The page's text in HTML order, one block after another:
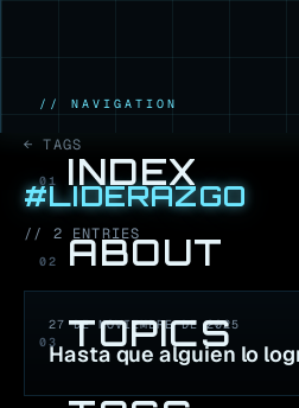
// NAVIGATION
01 INDEX
02 ABOUT
03 TOPICS
← TAGS
#LIDERAZGO
// 2 ENTRIES
27 DE NOVIEMBRE DE 2025
Hasta que alguien lo